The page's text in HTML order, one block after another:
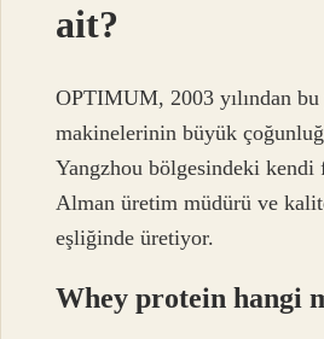
ait?
OPTIMUM, 2003 yılından
makinelerinin büyük
Yangzhou bölgesindeki kendi
Alman üretim müdürü ve
eşliğinde üretiyor.
Whey protein hangi